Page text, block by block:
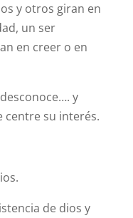
y otros giran en
un ser
en creer o en
y
centre su interés.
de dios y